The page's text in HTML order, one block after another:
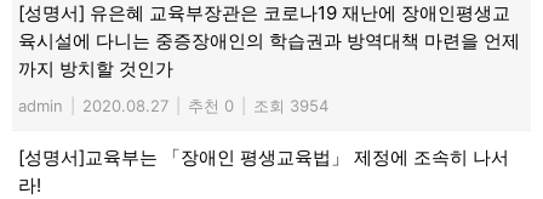
[성명서] 유은혜 교육부장관은 코로나19 재난에 장애인평생교
육시설에 다니는 중증장애인의 학습권과 방역대책 마련을 언제
까지 방치할 것인가
admin 2020.08.27 추천 0 조회 3954
[성명서]교육부는 「장애인 평생교육법」 제정에 조속히 나서
라!